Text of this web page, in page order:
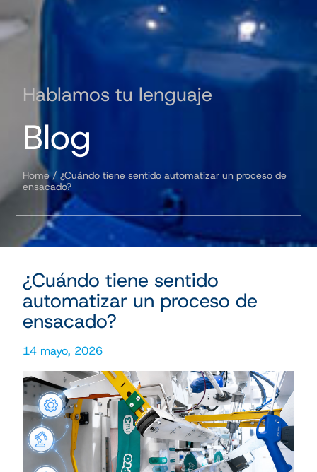
Hablamos tu lenguaje
Blog
Home/¿Cuándo tiene sentido automatizar un proceso de
ensacado?
¿Cuándo tiene sentido
automatizar un proceso de
ensacado?
14 mayo, 2026